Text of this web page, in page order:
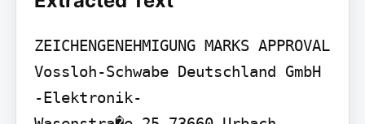
ZEICHENGENEHMIGUNG MARKS APPROVAL
Vossloh-Schwabe Deutschland GmbH
-Elektronik-